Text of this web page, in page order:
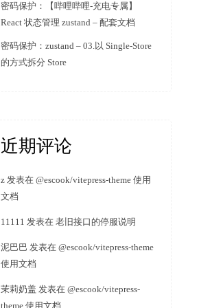
密码保护：【哔哩哔哩-充电专属】
React 状态管理 zustand – 配套文档
密码保护：zustand – 03.以 Single-Store
的方式拆分 Store
近期评论
z 发表在 @escook/vitepress-theme 使用
文档
11111 发表在 老旧接口的停服说明
泥巴巴 发表在 @escook/vitepress-theme
使用文档
茉莉奶盖 发表在 @escook/vitepress-
theme 使用文档